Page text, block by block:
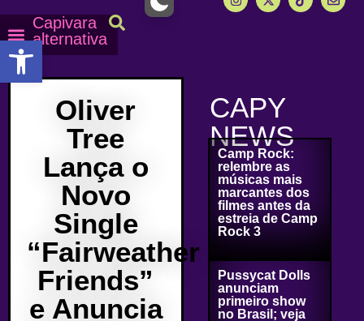
Capivara
alternativa
Oliver
Tree
Lança o
Novo
Single
“Fairweather
Friends”
e Anuncia
CAPY
NEWS
Camp Rock:
relembre as
músicas mais
marcantes dos
filmes antes da
estreia de Camp
Rock 3
Pussycat Dolls
anunciam
primeiro show
no Brasil; veja
Abrir a barra de ferramentas